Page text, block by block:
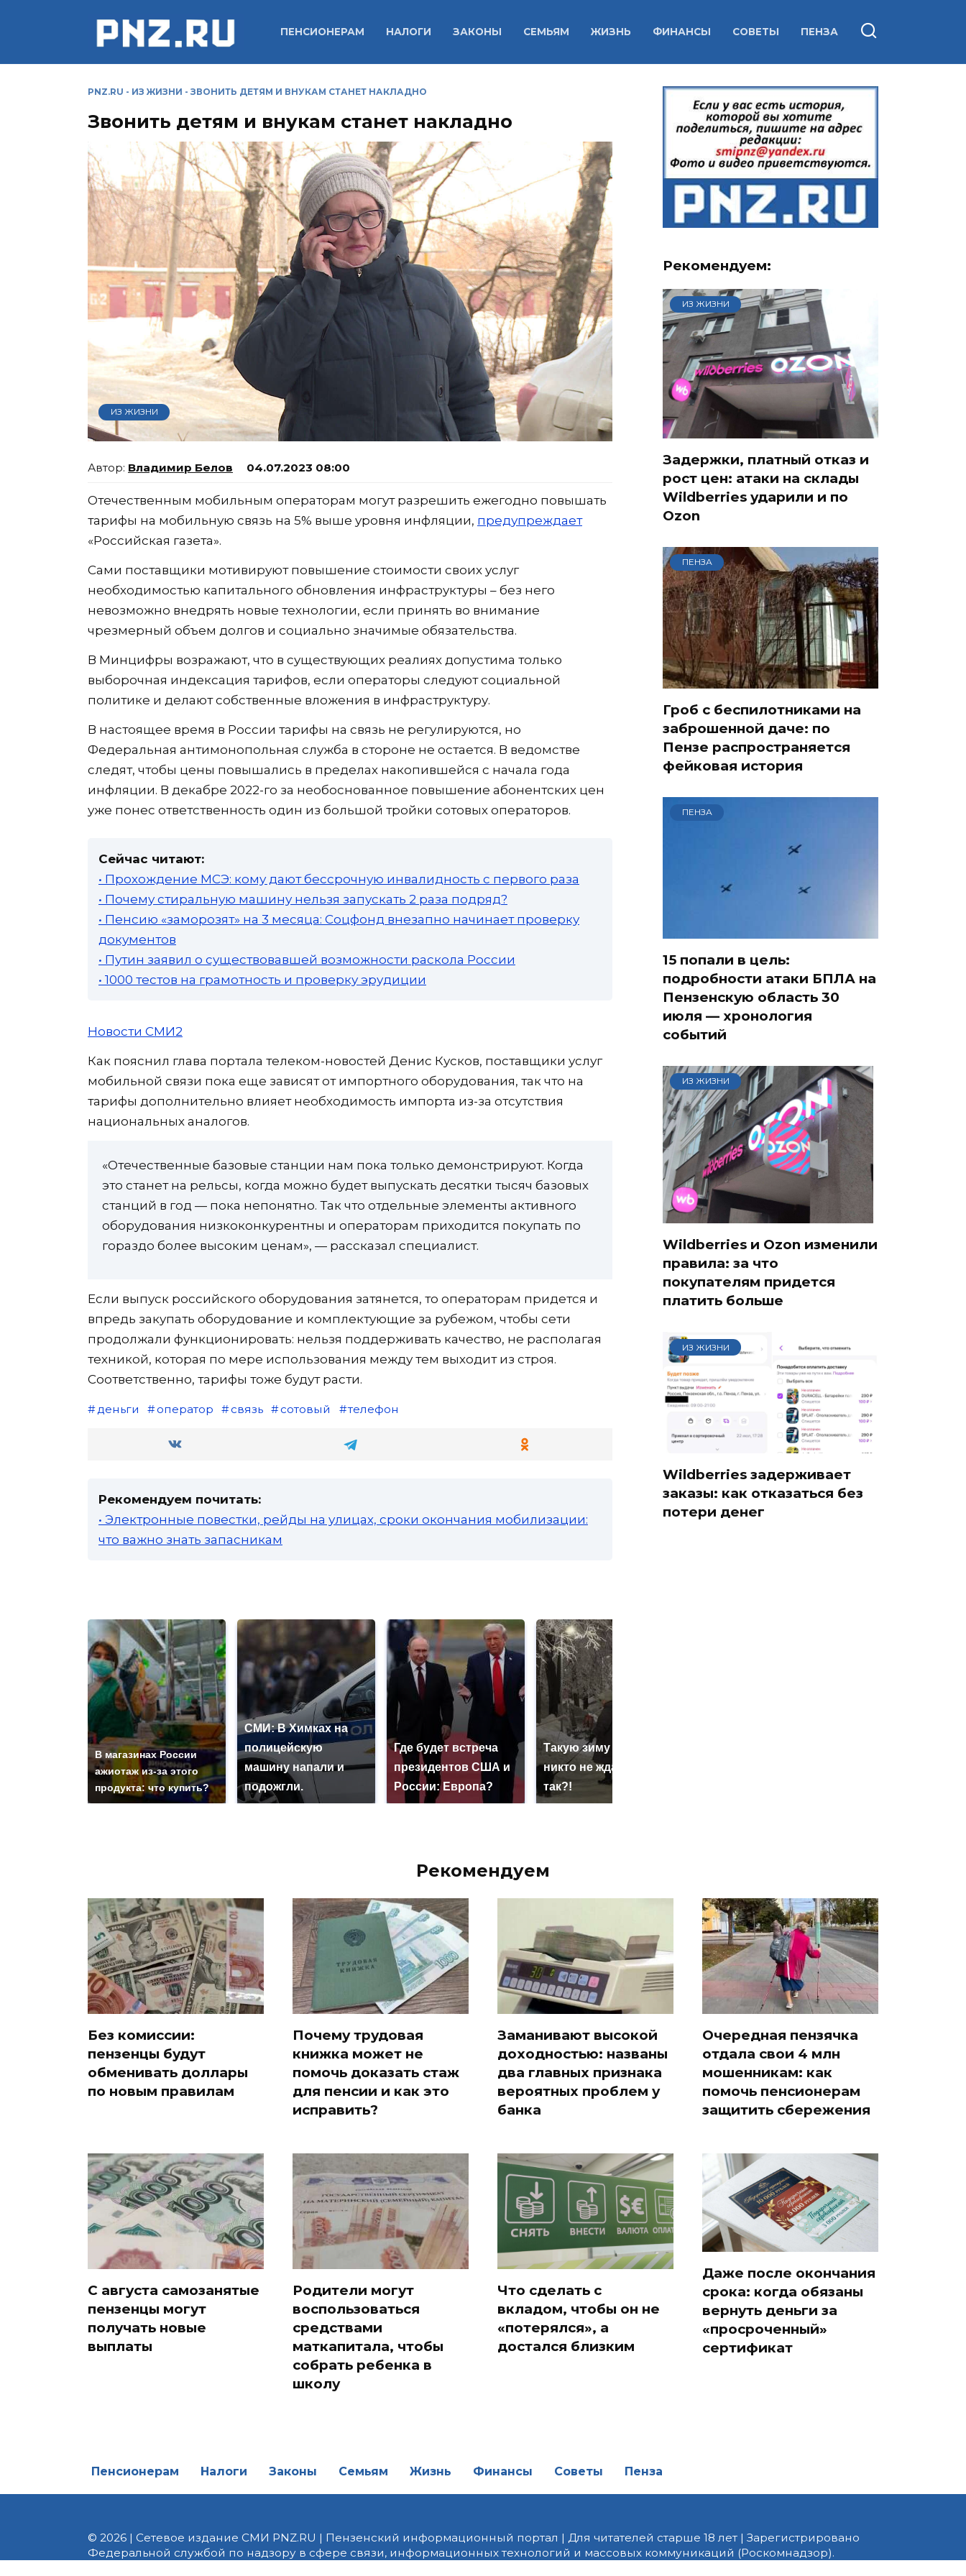
ПЕНСИОНЕРАМ НАЛОГИ ЗАКОНЫ СЕМЬЯМ ЖИЗНЬ ФИНАНСЫ СОВЕТЫ ПЕНЗА
PNZ.RU - ИЗ ЖИЗНИ - ЗВОНИТЬ ДЕТЯМ И ВНУКАМ СТАНЕТ НАКЛАДНО
Звонить детям и внукам станет накладно
ИЗ ЖИЗНИ
Владимир Белов 04.07.2023 08:00
Отечественным мобильным операторам могут разрешить ежегодно повышать
тарифы на мобильную связь на 5% выше уровня инфляции, предупреждает
«Российская газета».
Сами поставщики мотивируют повышение стоимости своих услуг
необходимостью капитального обновления инфраструктуры – без него
невозможно внедрять новые технологии, если принять во внимание
чрезмерный объем долгов и социально значимые обязательства.
В Минцифры возражают, что в существующих реалиях допустима только
выборочная индексация тарифов, если операторы следуют социальной
политике и делают собственные вложения в инфраструктуру.
В настоящее время в России тарифы на связь не регулируются, но
Федеральная антимонопольная служба в стороне не остается. В ведомстве
следят, чтобы цены повышались в пределах накопившейся с начала года
инфляции. В декабре 2022-го за необоснованное повышение абонентских цен
уже понес ответственность один из большой тройки сотовых операторов.
Сейчас читают:
• Прохождение МСЭ: кому дают бессрочную инвалидность с первого раза
• Почему стиральную машину нельзя запускать 2 раза подряд?
• Пенсию «заморозят» на 3 месяца: Соцфонд внезапно начинает проверку
документов
• Путин заявил о существовавшей возможности раскола России
• 1000 тестов на грамотность и проверку эрудиции
Новости СМИ2
Как пояснил глава портала телеком-новостей Денис Кусков, поставщики услуг
мобильной связи пока еще зависят от импортного оборудования, так что на
тарифы дополнительно влияет необходимость импорта из-за отсутствия
национальных аналогов.
«Отечественные базовые станции нам пока только демонстрируют. Когда
это станет на рельсы, когда можно будет выпускать десятки тысяч базовых
станций в год — пока непонятно. Так что отдельные элементы активного
оборудования низкоконкурентны и операторам приходится покупать по
гораздо более высоким ценам», — рассказал специалист.
Если выпуск российского оборудования затянется, то операторам придется и
впредь закупать оборудование и комплектующие за рубежом, чтобы сети
продолжали функционировать: нельзя поддерживать качество, не располагая
техникой, которая по мере использования между тем выходит из строя.
Соответственно, тарифы тоже будут расти.
деньги оператор связь сотовый телефон
Рекомендуем почитать:
• Электронные повестки, рейды на улицах, сроки окончания мобилизации:
что важно знать запасникам
В магазинах России
ажиотаж из-за этого
продукта: что купить?
СМИ: В Химках на
полицейскую
машину напали и
подожгли.
Где будет встреча
президентов США и
России: Европа?
Такую зиму в России
никто не ждал: как
так?!
Рекомендуем:
ИЗ ЖИЗНИ
Задержки, платный отказ и
рост цен: атаки на склады
Wildberries ударили и по
Ozon
ПЕНЗА
Гроб с беспилотниками на
заброшенной даче: по
Пензе распространяется
фейковая история
ПЕНЗА
15 попали в цель:
подробности атаки БПЛА на
Пензенскую область 30
июля — хронология
событий
ИЗ ЖИЗНИ
Wildberries и Ozon изменили
правила: за что
покупателям придется
платить больше
ИЗ ЖИЗНИ
Wildberries задерживает
заказы: как отказаться без
потери денег
Рекомендуем
Без комиссии:
пензенцы будут
обменивать доллары
по новым правилам
Почему трудовая
книжка может не
помочь доказать стаж
для пенсии и как это
исправить?
Заманивают высокой
доходностью: названы
два главных признака
вероятных проблем у
банка
Очередная пензячка
отдала свои 4 млн
мошенникам: как
помочь пенсионерам
защитить сбережения
С августа самозанятые
пензенцы могут
получать новые
выплаты
Родители могут
воспользоваться
средствами
маткапитала, чтобы
собрать ребенка в
школу
Что сделать с
вкладом, чтобы он не
«потерялся», а
достался близким
Даже после окончания
срока: когда обязаны
вернуть деньги за
«просроченный»
сертификат
Пенсионерам Налоги Законы Семьям Жизнь Финансы Советы Пенза
© 2026 | Сетевое издание СМИ PNZ.RU | Пензенский информационный портал | Для читателей старше 18 лет | Зарегистрировано
Федеральной службой по надзору в сфере связи, информационных технологий и массовых коммуникаций (Роскомнадзор).